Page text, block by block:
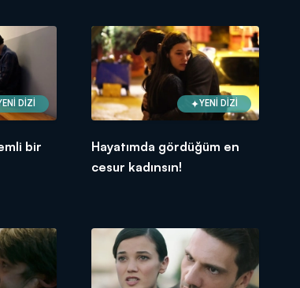
DİZİ
bir
YENİ DİZİ
Hayatımda gördüğüm en
cesur kadınsın!